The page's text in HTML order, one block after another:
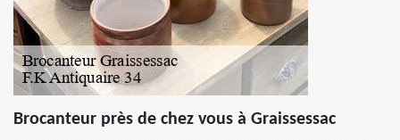
Brocanteur près de chez vous à Graissessac